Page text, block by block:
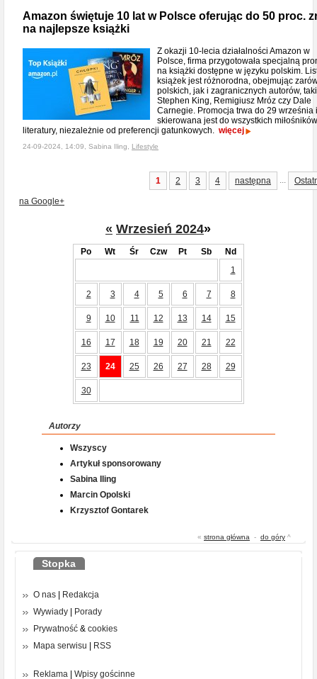
Amazon świętuje 10 lat w Polsce oferując do 50 proc.
na najlepsze książki
Z okazji 10-lecia działalności Amazon w
Polsce, firma przygotowała specjalną
na książki dostępne w języku polskim.
książek jest różnorodna, obejmując
polskich, jak i zagranicznych autorów,
Stephen King, Remigiusz Mróz czy Dale
Carnegie. Promocja trwa do 29 września i
skierowana jest do wszystkich miłośników
literatury, niezależnie od preferencji gatunkowych. więcej
24-09-2024, 14:09, Sabina Iling, Lifestyle
1 2 3 4 następna ...
na Google+
« Wrzesień 2024»
Po Wt Śr Czw Pt Sb
Nd
1
2 3 4 5 6 7 8
9 10 11 12 13 14 15
16 17 18 19 20 21 22
23 24 25 26 27 28 29
30
Autorzy
Wszyscy
Artykuł sponsorowany
Sabina Iling
Marcin Opolski
Krzysztof Gontarek
« strona główna - do góry ^
Stopka
O nas | Redakcja
Wywiady | Porady
Prywatność & cookies
Mapa serwisu | RSS
Reklama | Wpisy gościnne